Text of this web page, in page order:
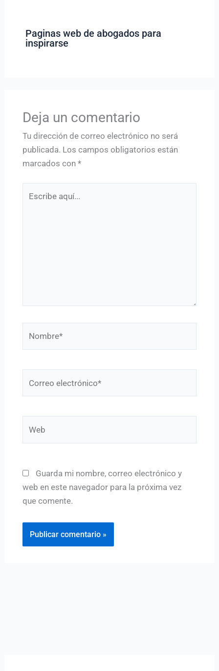
Paginas web de abogados para
inspirarse
Deja un comentario
Tu dirección de correo electrónico no será
publicada. Los campos obligatorios están
marcados con *
electrónico*
Guarda mi nombre, correo electrónico y
web en este navegador para la próxima vez
que comente.